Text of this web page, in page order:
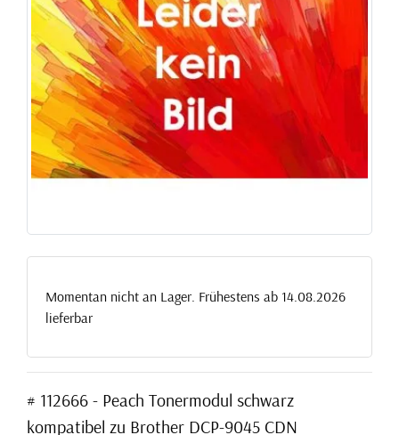
Momentan nicht an Lager. Frühestens ab 14.08.2026
lieferbar
# 112666 - Peach Tonermodul schwarz
kompatibel zu Brother DCP-9045 CDN